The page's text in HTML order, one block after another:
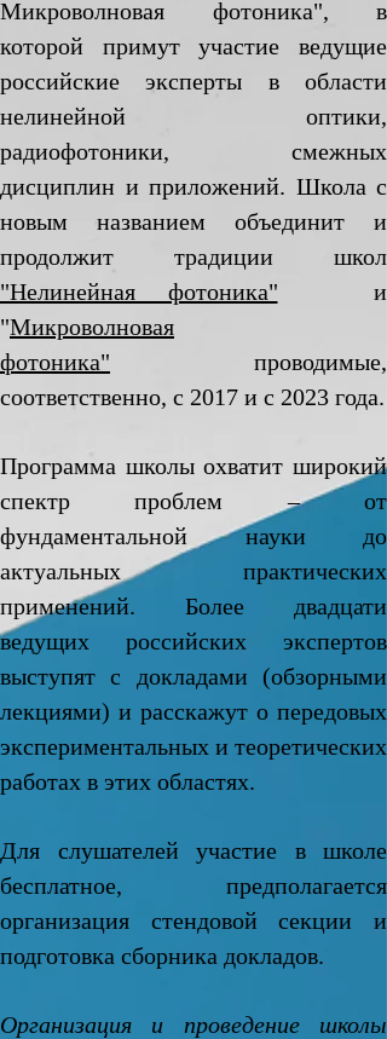
Микроволновая фотоника", в
которой примут участие ведущие
российские эксперты в области
нелинейной оптики,
радиофотоники, смежных
дисциплин и приложений. Школа с
новым названием объединит и
продолжит традиции школ
"Нелинейная фотоника" и
"Микроволновая
фотоника" проводимые,
соответственно, c 2017 и с 2023 года.
Программа школы охватит широкий
спектр проблем – от
фундаментальной науки до
актуальных практических
применений. Более двадцати
ведущих российских экспертов
выступят с докладами (обзорными
лекциями) и расскажут о передовых
экспериментальных и теоретических
работах в этих областях.
Для слушателей участие в школе
бесплатное, предполагается
организация стендовой секции и
подготовка сборника докладов.
Организация и проведение школы